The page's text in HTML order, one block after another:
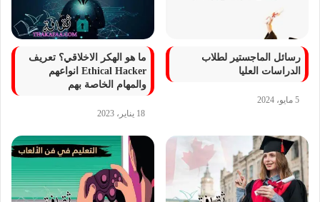
رسائل الماجستير لطلاب
الدراسات العليا
5 مايو، 2024
ما هو الهكر الاخلاقي؟ تعريف
Ethical Hacker انواعهم
والمهام الخاصة بهم
18 يناير، 2023